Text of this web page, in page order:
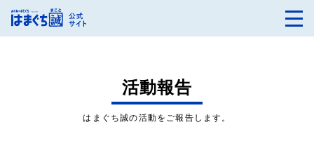
活動報告
はまぐち誠の活動をご報告します。